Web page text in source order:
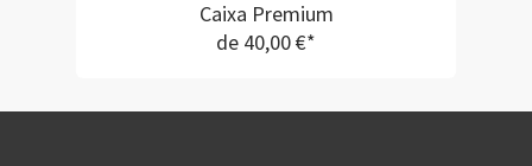
Caixa Premium
de 40,00 €*